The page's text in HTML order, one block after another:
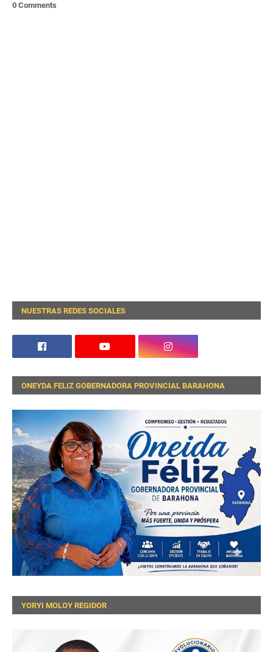
0 Comments
NUESTRAS REDES SOCIALES
ONEYDA FELIZ GOBERNADORA PROVINCIAL BARAHONA
YORYI MOLOY REGIDOR